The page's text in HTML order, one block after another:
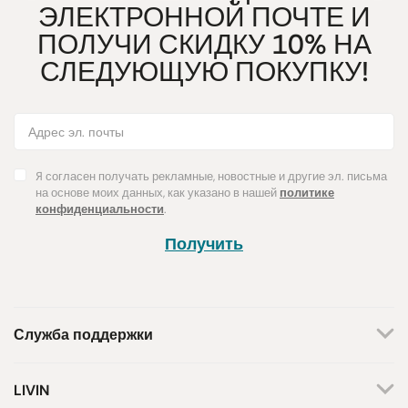
*** с органических ферм.
ЭЛЕКТРОННОЙ ПОЧТЕ И
ПОЛУЧИ СКИДКУ 10% НА
СЛЕДУЮЩУЮ ПОКУПКУ!
Я согласен получать рекламные, новостные и другие эл. письма
на основе моих данных, как указано в нашей политике
конфиденциальности.
Получить
Служба поддержки
Написать запрос
LIVIN